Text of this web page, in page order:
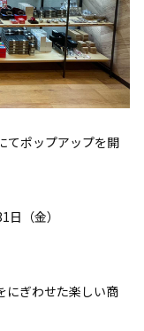
てポップアップを開
（金）
にぎわせた楽しい商